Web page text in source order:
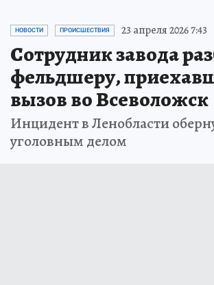
НОВОСТИ ПРОИСШЕСТВИЯ 23 апреля 2026 7:43
Сотрудник завода
фельдшеру,
вызов во Всеволожск
Инцидент в Ленобласти
уголовным делом